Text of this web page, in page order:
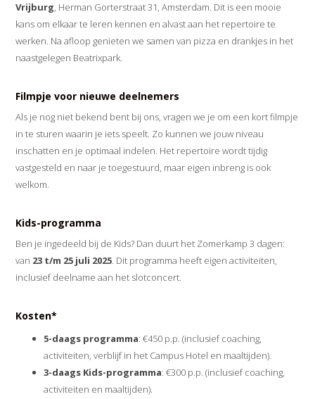
Vrijburg, Herman Gorterstraat 31, Amsterdam. Dit is een mooie
kans om elkaar te leren kennen en alvast aan het repertoire te
werken. Na afloop genieten we samen van pizza en drankjes in het
naastgelegen Beatrixpark.
Filmpje voor nieuwe deelnemers
Als je nog niet bekend bent bij ons, vragen we je om een kort filmpje
in te sturen waarin je iets speelt. Zo kunnen we jouw niveau
inschatten en je optimaal indelen. Het repertoire wordt tijdig
vastgesteld en naar je toegestuurd, maar eigen inbreng is ook
welkom.
Kids-programma
Ben je ingedeeld bij de Kids? Dan duurt het Zomerkamp 3 dagen:
van 23 t/m 25 juli 2025. Dit programma heeft eigen activiteiten,
inclusief deelname aan het slotconcert.
Kosten*
5-daags programma: €450 p.p. (inclusief coaching,
activiteiten, verblijf in het Campus Hotel en maaltijden).
3-daags Kids-programma: €300 p.p. (inclusief coaching,
activiteiten en maaltijden).